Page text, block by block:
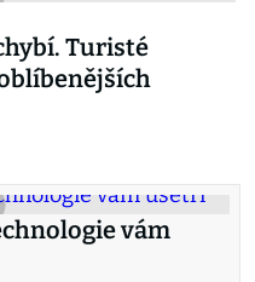
Turisté
vám